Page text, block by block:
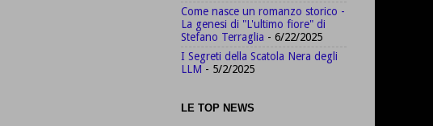
Come nasce un romanzo storico -
La genesi di "L'ultimo fiore" di
Stefano Terraglia - 6/22/2025
I Segreti della Scatola Nera degli
LLM - 5/2/2025
LE TOP NEWS